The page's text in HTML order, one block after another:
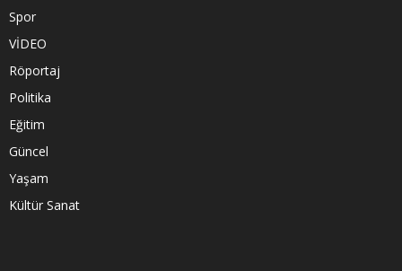
Spor
VİDEO
Röportaj
Politika
Eğitim
Güncel
Yaşam
Kültür Sanat